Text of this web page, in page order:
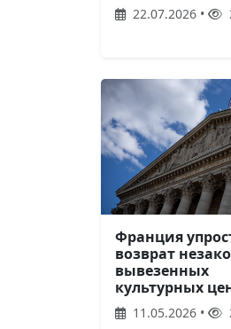
22.07.2026 •
Франция
возврат
вывезенных
культурных
11.05.2026 •